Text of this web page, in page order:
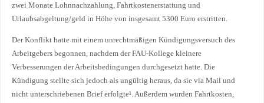
zwei Monate Lohnnachzahlung, Fahrtkostenerstattung und
Urlaubsabgeltung/geld in Höhe von insgesamt 5300 Euro erstritten.
Der Konflikt hatte mit einem unrechtmäßigen Kündigungsversuch des
Arbeitgebers begonnen, nachdem der FAU-Kollege kleinere
Verbesserungen der Arbeitsbedingungen durchgesetzt hatte. Die
Kündigung stellte sich jedoch als ungültig heraus, da sie via Mail und
nicht unterschriebenen Brief erfolgte¹. Außerdem wurden Fahrtkosten,